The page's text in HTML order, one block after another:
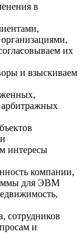
в
их
и взыскиваем
интересы
компании,
для ЭВМ
сотрудников
и